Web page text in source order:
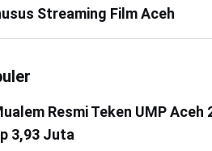
Streaming Film Aceh
Resmi Teken UMP Aceh
3,93 Juta